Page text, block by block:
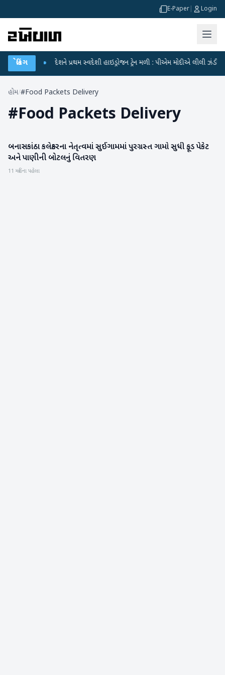
E-Paper Login
બ્રેકિંગ
જશે દેશને પ્રથમ સ્વદેશી હાઇડ્રોજન ટ્રેન મળી : પીએમ મોદીએ લીલી ઝંડી
હોમ/#Food Packets Delivery
#Food Packets Delivery
બનાસકાંઠા
બનાસકાંઠા કલેક્ટરના નેતૃત્વમાં સુઈગામમાં પુરગ્રસ્ત ગામો સુધી ફૂડ પેકેટ
અને પાણીની બોટલનું વિતરણ
11 મહિના પહેલા